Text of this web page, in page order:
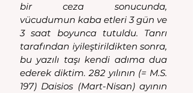
bir ceza sonucunda,
vücudumun kaba etleri 3 gün ve
3 saat boyunca tutuldu. Tanrı
tarafından iyileştirildikten sonra,
bu yazılı taşı kendi adıma dua
ederek diktim. 282 yılının (= M.S.
197) Daisios (Mart-Nisan) ayının